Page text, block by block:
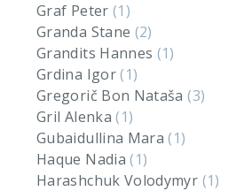
Graf Peter (1)
Granda Stane (2)
Grandits Hannes (1)
Grdina Igor(1)
Gregorič Bon Nataša(3)
Gril Alenka(1)
Gubaidullina Mara(1)
Haque Nadia(1)
Harashchuk Volodymyr (1)